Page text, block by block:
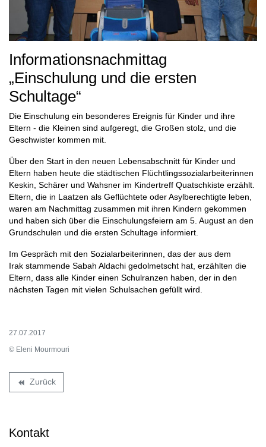
Informationsnachmittag
„Einschulung und die ersten
Schultage“
Die Einschulung ein besonderes Ereignis für Kinder und ihre
Eltern - die Kleinen sind aufgeregt, die Großen stolz, und die
Geschwister kommen mit.
Über den Start in den neuen Lebensabschnitt für Kinder und
Eltern haben heute die städtischen Flüchtlingssozialarbeiterinnen
Keskin, Schärer und Wahsner im Kindertreff Quatschkiste erzählt.
Eltern, die in Laatzen als Geflüchtete oder Asylberechtigte leben,
waren am Nachmittag zusammen mit ihren Kindern gekommen
und haben sich über die Einschulungsfeiern am 5. August an den
Grundschulen und die ersten Schultage informiert.
Im Gespräch mit den Sozialarbeiterinnen, das der aus dem
Irak stammende Sabah Aldachi gedolmetscht hat, erzählten die
Eltern, dass alle Kinder einen Schulranzen haben, der in den
nächsten Tagen mit vielen Schulsachen gefüllt wird.
27.07.2017
© Eleni Mourmouri
backward Zurück
Kontakt